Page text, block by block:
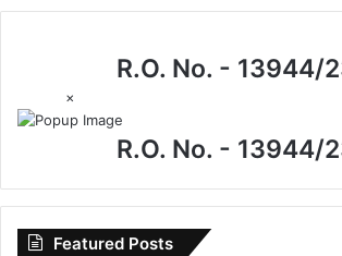
R.O. No. - 13944/
×
R.O. No. - 13944/
Featured Posts